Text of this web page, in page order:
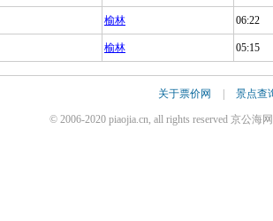
榆林 06:22
榆林 05:15
关于票价网 | 景点查
© 2006-2020 piaojia.cn, all rights reserved 京公海